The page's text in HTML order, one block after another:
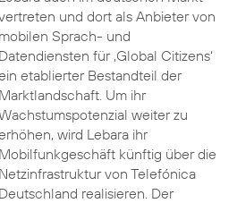
und dort als Anbieter von
mobilen Sprach- und
Datendiensten für ‚Global Citizens‘
etablierter Bestandteil der
Marktlandschaft. Um ihr
weiter zu
wird Lebara ihr
Mobilfunkgeschäft künftig über die
Netzinfrastruktur von Telefónica
Deutschland realisieren. Der